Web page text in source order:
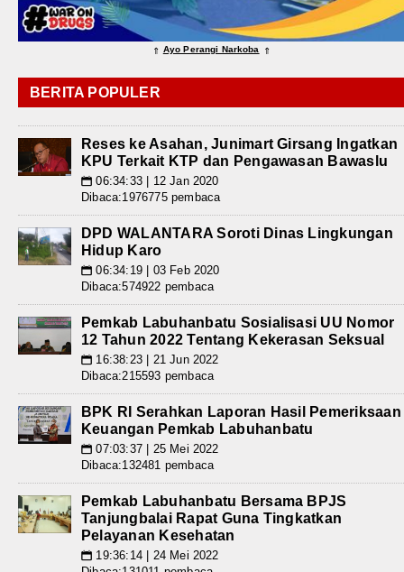
⇑ Ayo Perangi Narkoba ⇑
BERITA POPULER
Reses ke Asahan, Junimart Girsang Ingatkan
KPU Terkait KTP dan Pengawasan Bawaslu
📅 06:34:33 | 12 Jan 2020
Dibaca:1976775 pembaca
DPD WALANTARA Soroti Dinas Lingkungan
Hidup Karo
📅 06:34:19 | 03 Feb 2020
Dibaca:574922 pembaca
Pemkab Labuhanbatu Sosialisasi UU Nomor
12 Tahun 2022 Tentang Kekerasan Seksual
📅 16:38:23 | 21 Jun 2022
Dibaca:215593 pembaca
BPK RI Serahkan Laporan Hasil Pemeriksaan
Keuangan Pemkab Labuhanbatu
📅 07:03:37 | 25 Mei 2022
Dibaca:132481 pembaca
Pemkab Labuhanbatu Bersama BPJS
Tanjungbalai Rapat Guna Tingkatkan
Pelayanan Kesehatan
📅 19:36:14 | 24 Mei 2022